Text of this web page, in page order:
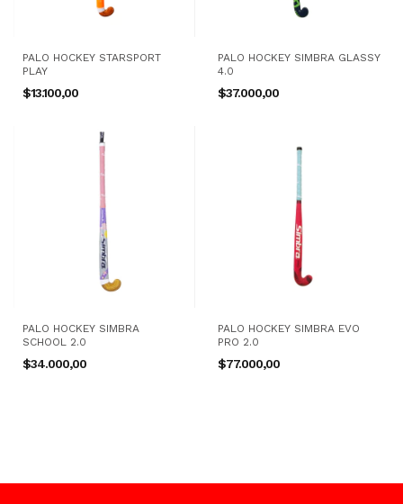
PALO HOCKEY STARSPORT
PLAY
$13.100,00
PALO HOCKEY SIMBRA GLASSY
4.0
$37.000,00
PALO HOCKEY SIMBRA
SCHOOL 2.0
$34.000,00
PALO HOCKEY SIMBRA EVO
PRO 2.0
$77.000,00